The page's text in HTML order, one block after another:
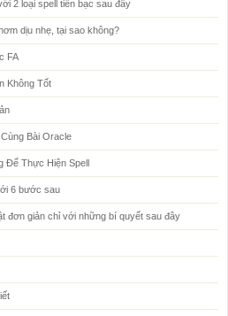
2 loại spell tiền bạc sau đây
dịu nhẹ, tại sao không?
FA
Không Tốt
Bài Oracle
Để Thực Hiện Spell
6 bước sau
đơn giản chỉ với những bí quyết sau đây